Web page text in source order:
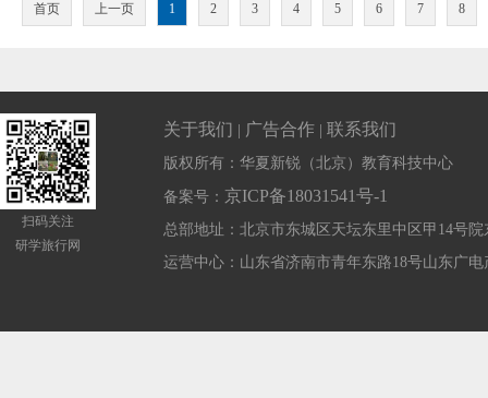
首页 上一页 1 2 3 4 5 6 7 8
扫码关注
研学旅行网
关于我们 广告合作 联系我们
版权所有：华夏新锐（北京）教育科技中心
备案号： 京ICP备18031541号-1
总部地址：北京市东城区天坛东里中区甲14号院
运营中心：山东省济南市青年东路18号山东广电